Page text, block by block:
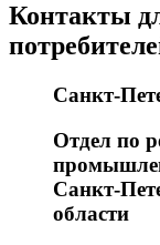
Контакты
Санкт-
Отдел по
области